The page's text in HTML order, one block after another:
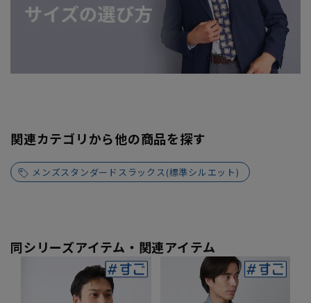
関連カテゴリから他の商品を探す
メンズスタンダードスラックス(標準シルエット)
同シリーズアイテム・関連アイテム